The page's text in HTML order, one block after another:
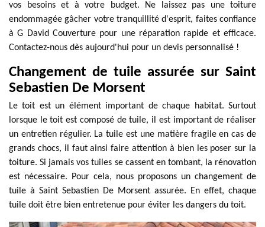
vos besoins et à votre budget. Ne laissez pas une toiture
endommagée gâcher votre tranquillité d'esprit, faites confiance
à G David Couverture pour une réparation rapide et efficace.
Contactez-nous dès aujourd'hui pour un devis personnalisé !
Changement de tuile assurée sur Saint
Sebastien De Morsent
Le toit est un élément important de chaque habitat. Surtout
lorsque le toit est composé de tuile, il est important de réaliser
un entretien régulier. La tuile est une matière fragile en cas de
grands chocs, il faut ainsi faire attention à bien les poser sur la
toiture. Si jamais vos tuiles se cassent en tombant, la rénovation
est nécessaire. Pour cela, nous proposons un changement de
tuile à Saint Sebastien De Morsent assurée. En effet, chaque
tuile doit être bien entretenue pour éviter les dangers du toit.